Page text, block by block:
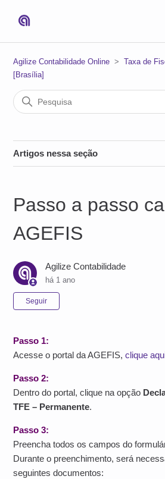
Agilize Contabilidade Online Taxa de
[Brasília]
Artigos nessa seção
Passo a passo
AGEFIS
Agilize Contabilidade
há 1 ano
Seguir
Passo 1:
Acesse o portal da AGEFIS,clique
Passo 2:
Dentro do portal, clique na opção
TFE – Permanente.
Passo 3:
Preencha todos os campos do
Durante o preenchimento, será
seguintes documentos: